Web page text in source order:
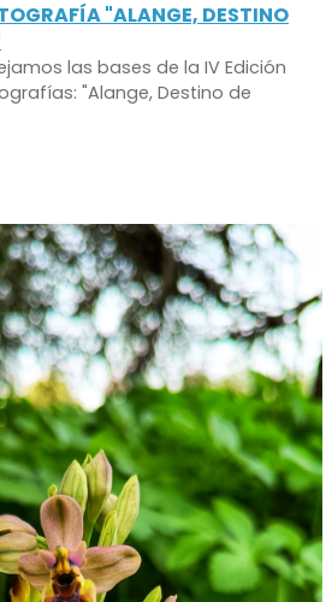
"ALANGE, DESTINO
las bases de la IV Edición
"Alange, Destino de